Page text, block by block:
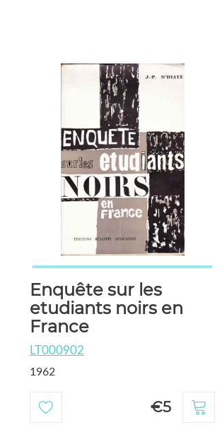
Enquête sur les
etudiants noirs en
France
LT000902
1962
€5